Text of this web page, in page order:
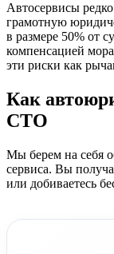
Автосервисы
грамотную
в размере 50% от
компенсацией
эти риски как
Как
СТО
Мы берем на себя
сервиса. Вы
или добиваетесь